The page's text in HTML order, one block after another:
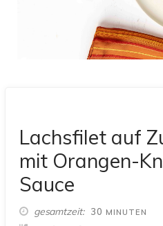
Lachsfilet auf
mit Orangen-
Sauce
gesamtzeit 30 MINUTEN
MINUTEN